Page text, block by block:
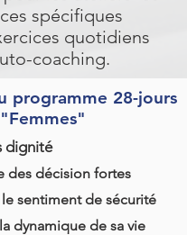
spécifiques
quotidiens
coaching.
programme 28-jours
"Femmes"
dignité
des décision fortes
le sentiment de sécurité
dynamique de sa vie